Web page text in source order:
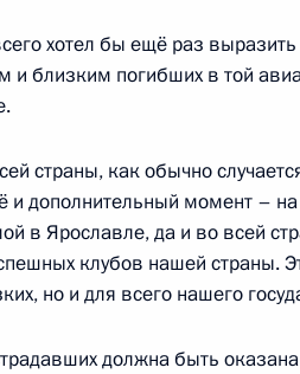
почтили память
хотел бы ещё раз
и близким погибших в той
страны, как обычно
и дополнительный момент –
в Ярославле, да и во всей
клубов нашей страны.
но и для всего нашего
должна быть